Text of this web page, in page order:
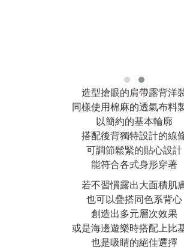
造型搶眼的肩帶露背洋
同樣使用棉麻的透氣布料
以簡約的基本輪廓
搭配後背獨特設計的線
可調節鬆緊的貼心設計
能符合各式身形穿著
若不習慣露出大面積肌
也可以疊搭同色系背心
創造出多元層次效果
或是海邊遊樂時搭配上比
也是吸睛的絕佳選擇